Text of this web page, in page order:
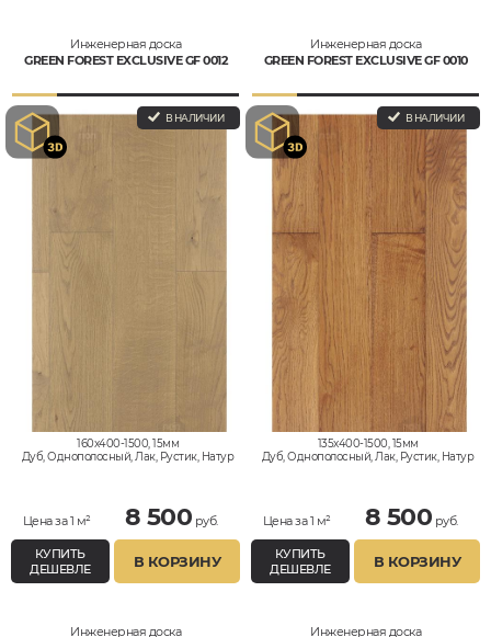
Инженерная доска
GREEN FOREST EXCLUSIVE GF 0012
В НАЛИЧИИ
160x400-1500, 15мм
Дуб, Однополосный, Лак, Рустик, Натур
Цена за 1 м² 8 500 руб.
КУПИТЬ
ДЕШЕВЛЕ
В КОРЗИНУ
Инженерная доска
GREEN FOREST EXCLUSIVE GF 0010
В НАЛИЧИИ
135x400-1500, 15мм
Дуб, Однополосный, Лак, Рустик, Натур
Цена за 1 м² 8 500 руб.
КУПИТЬ
ДЕШЕВЛЕ
В КОРЗИНУ
Инженерная доска Инженерная доска